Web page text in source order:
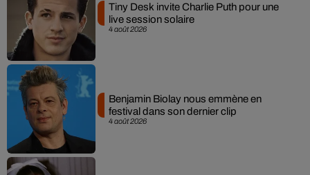
4 août 2026
Tiny Desk invite Charlie Puth pour une
live session solaire
4 août 2026
Benjamin Biolay nous emmène en
festival dans son dernier clip